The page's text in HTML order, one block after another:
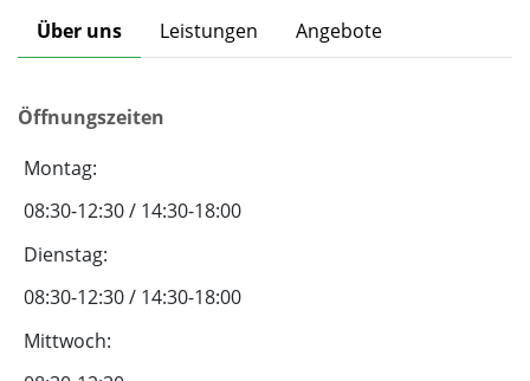
Über uns Leistungen Angebote
Öffnungszeiten
Montag:
08:30-12:30 / 14:30-18:00
Dienstag:
08:30-12:30 / 14:30-18:00
Mittwoch: